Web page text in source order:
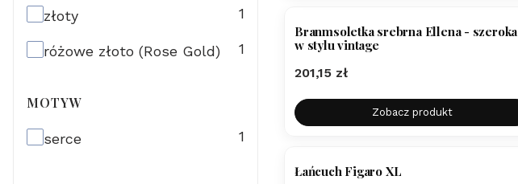
złoty 1
różowe złoto (Rose Gold) 1
MOTYW
Motyw
serce 1
Branmsoletka srebrna Ellena - szeroka
w stylu vintage
Cena
201,15 zł
Zobacz produkt
Łańcuch Figaro XL